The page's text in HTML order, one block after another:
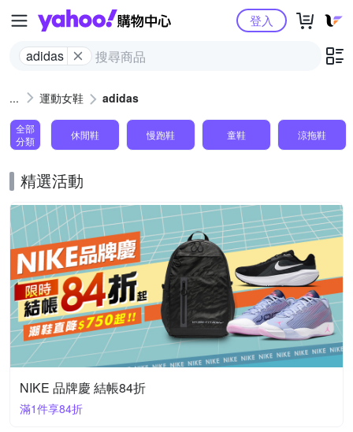
Yahoo購物中心
adidas
登入
運動女鞋 adidas
全部
分類
休閒鞋 慢跑鞋 童鞋 涼拖鞋
精選活動
NIKE 品牌慶 結帳84折
滿1件享84折